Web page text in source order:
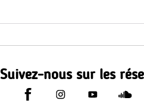
Suivez-nous sur les